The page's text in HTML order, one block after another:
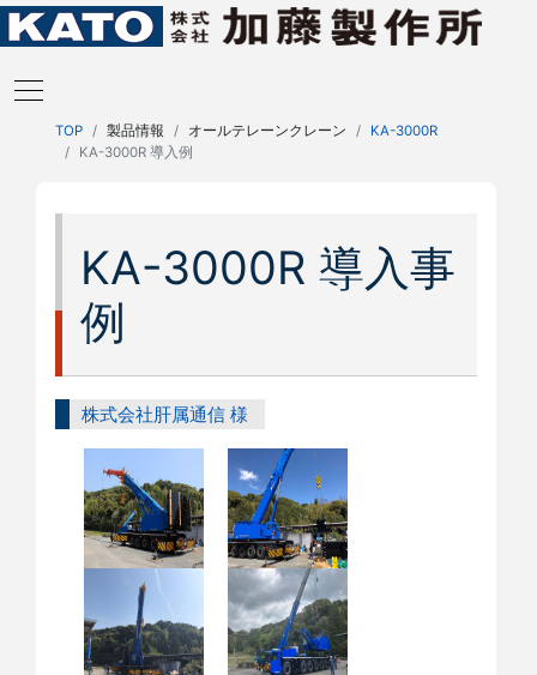
TOP 製品情報 オールテレーンクレーン
KA-3000R
KA-3000R 導入例
KA-3000R 導入事
例
株式会社肝属通信 様